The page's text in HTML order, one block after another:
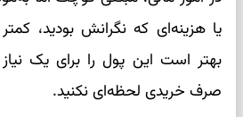
یا هزینه‌ای که نگرانش بودید،
بهتر است این پول را برای یک نیاز
صرف خریدی لحظه‌ای نکنید.